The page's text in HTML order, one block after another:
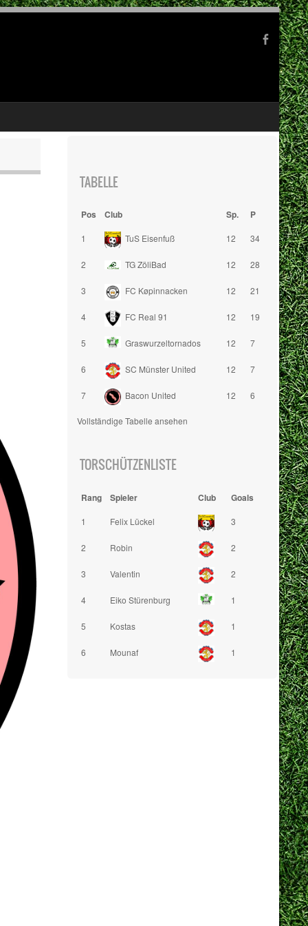
TABELLE
Pos Club Sp. P
1 TuS Eisenfuß 12 34
2 TG ZöliBad 12 28
3 FC Køpinnacken 12 21
4 FC Real 91 12 19
5 Graswurzeltornados 12 7
6 SC Münster United 12 7
7 Bacon United 12 6
Vollständige Tabelle ansehen
TORSCHÜTZENLISTE
Rang Spieler Club Goals
1 Felix Lückel 3
2 Robin 2
3 Valentin 2
4 Eiko Stürenburg 1
5 Kostas 1
6 Mounaf 1